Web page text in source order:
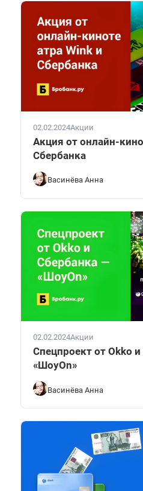
02.02.2024Акции
Акция от онлайн-
Сбербанка
Васинёва Анна
02.02.2024Акции
Спецпроект от Okko
«ШоуOn»
Васинёва Анна